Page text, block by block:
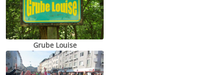
Grube Louise